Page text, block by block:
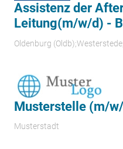
Assistenz der
Leitung(m/w/d) -
Oldenburg
Musterstelle (m/
Musterstadt